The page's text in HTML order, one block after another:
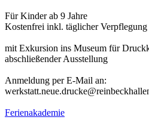
Für Kinder ab 9 Jahre
Kostenfrei inkl. täglicher Verpflegung
mit Exkursion ins Museum für
abschließender Ausstellung
Anmeldung per E-Mail an:
Ferienakademie